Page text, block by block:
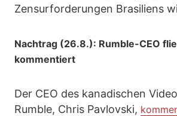
Zensurforderungen Brasiliens
Nachtrag (26.8.): Rumble-CEO
kommentiert
Der CEO des kanadischen
Rumble, Chris Pavlovski,